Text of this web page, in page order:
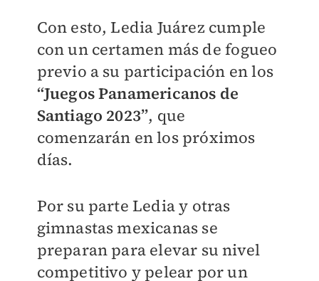
Con esto, Ledia Juárez cumple
con un certamen más de fogueo
previo a su participación en los
“Juegos Panamericanos de
Santiago 2023”, que
comenzarán en los próximos
días.
Por su parte Ledia y otras
gimnastas mexicanas se
preparan para elevar su nivel
competitivo y pelear por un